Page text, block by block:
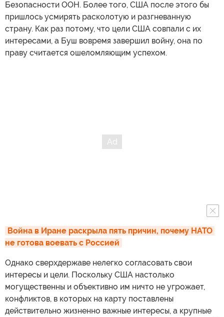
Безопасности ООН. Более того, США после этого бы
пришлось усмирять расколотую и разгневанную
страну. Как раз потому, что цели США совпали с их
интересами, а Буш вовремя завершил войну, она по
праву считается ошеломляющим успехом.
Война в Иране раскрыла пять причин, почему НАТО
не готова воевать с Россией
Однако сверхдержаве нелегко согласовать свои
интересы и цели. Поскольку США настолько
могущественны и объективно им ничто не угрожает,
конфликтов, в которых на карту поставлены
действительно жизненно важные интересы, а крупные